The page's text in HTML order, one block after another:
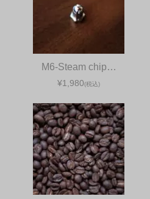
M6-Steam chip…
¥1,980(税込)